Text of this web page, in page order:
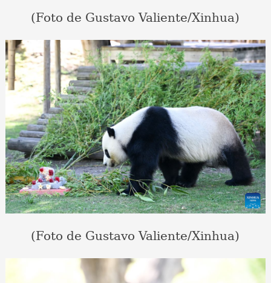
(Foto de Gustavo Valiente/Xinhua)
(Foto de Gustavo Valiente/Xinhua)